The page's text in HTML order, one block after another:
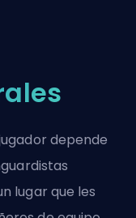
depende
lugar que les